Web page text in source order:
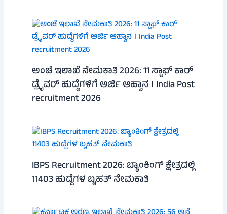
ಅಂಚೆ ಇಲಾಖೆ ನೇಮಕಾತಿ 2026: 11 ಸ್ಟಾಫ್ ಕಾರ್
ಡ್ರೈವರ್ ಹುದ್ದೆಗಳಿಗೆ ಅರ್ಜಿ ಆಹ್ವಾನ । India Post
recruitment 2026
IBPS Recruitment 2026: ಬ್ಯಾಂಕಿಂಗ್ ಕ್ಷೇತ್ರದಲ್ಲಿ
11403 ಹುದ್ದೆಗಳ ಬೃಹತ್ ನೇಮಕಾತಿ